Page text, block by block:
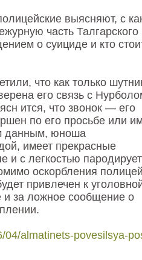
выясняют, с
часть Талгарского
о суициде и кто
что как только
его связь с
ится, что звонок — его
по его просьбе или
данным, юноша
имеет прекрасные
и с легкостью пародирует
оскорбления
привлечен к
и за ложное сообщение о
04/almatinets-povesilsya-